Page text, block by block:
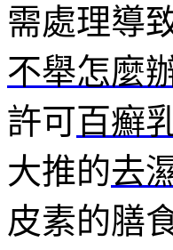
需處理導
不舉怎麼
許可百癬
大推的去
皮素的膳